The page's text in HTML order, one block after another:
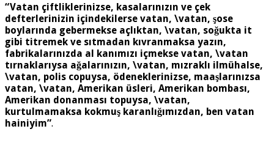
“Vatan çiftliklerinizse, kasalarınızın ve çek
defterlerinizin içindekilerse vatan, \vatan, şose
boylarında gebermekse açlıktan, \vatan, soğukta it
gibi titremek ve sıtmadan kıvranmaksa yazın,
fabrikalarınızda al kanımızı içmekse vatan, \vatan
tırnaklarıysa ağalarınızın, \vatan, mızraklı ilmühalse,
\vatan, polis copuysa, ödeneklerinizse, maaşlarınızsa
vatan, \vatan, Amerikan üsleri, Amerikan bombası,
Amerikan donanması topuysa, \vatan,
kurtulmamaksa kokmuş karanlığımızdan, ben vatan
hainiyim”.